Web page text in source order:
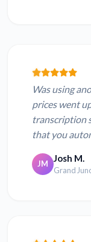
Was using
prices went
transcription
that you
JM Josh M.
Grand